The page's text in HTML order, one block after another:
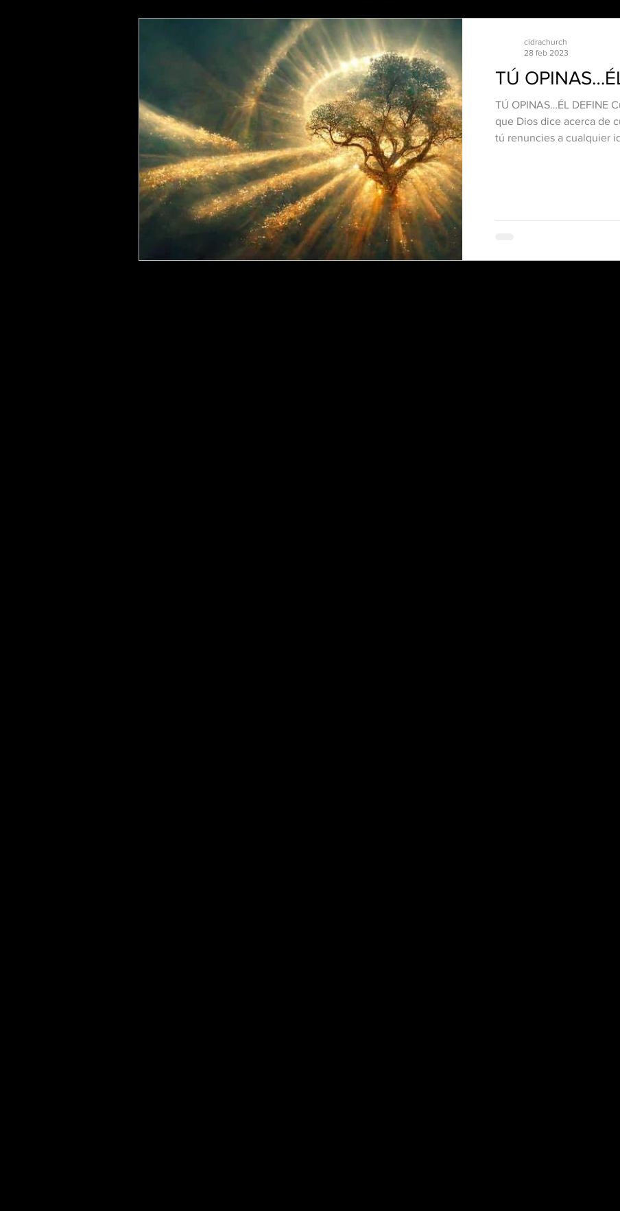
TÚ
TÚ OPINAS…ÉL DEFINE
que Dios dice acerca de
tú renuncies a cualquier
cidrachurch
28 feb 2023